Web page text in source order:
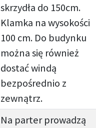
skrzydła do 150cm.
Klamka na wysokości
100 cm. Do budynku
można się również
dostać windą
bezpośrednio z
zewnątrz.
Na parter prowadzą